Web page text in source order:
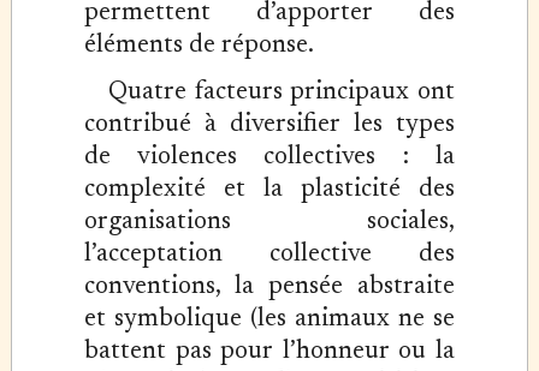
permettent d’apporter des
éléments de réponse.
Quatre facteurs principaux ont
contribué à diversifier les types
de violences collectives : la
complexité et la plasticité des
organisations sociales,
l’acceptation collective des
conventions, la pensée abstraite
et symbolique (les animaux ne se
battent pas pour l’honneur ou la